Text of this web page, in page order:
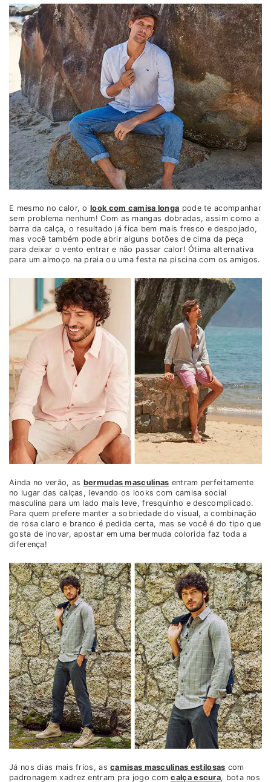
E mesmo no calor, o look com camisa longa pode te acompanhar
sem problema nenhum! Com as mangas dobradas, assim como a
barra da calça, o resultado já fica bem mais fresco e despojado,
mas você também pode abrir alguns botões de cima da peça
para deixar o vento entrar e não passar calor! Ótima alternativa
para um almoço na praia ou uma festa na piscina com os amigos.
Ainda no verão, as bermudas masculinas entram perfeitamente
no lugar das calças, levando os looks com camisa social
masculina para um lado mais leve, fresquinho e descomplicado.
Para quem prefere manter a sobriedade do visual, a combinação
de rosa claro e branco é pedida certa, mas se você é do tipo que
gosta de inovar, apostar em uma bermuda colorida faz toda a
diferença!
Já nos dias mais frios, ascamisas masculinas estilosas com
padronagem xadrez entram pra jogo comcalça escura, bota nos